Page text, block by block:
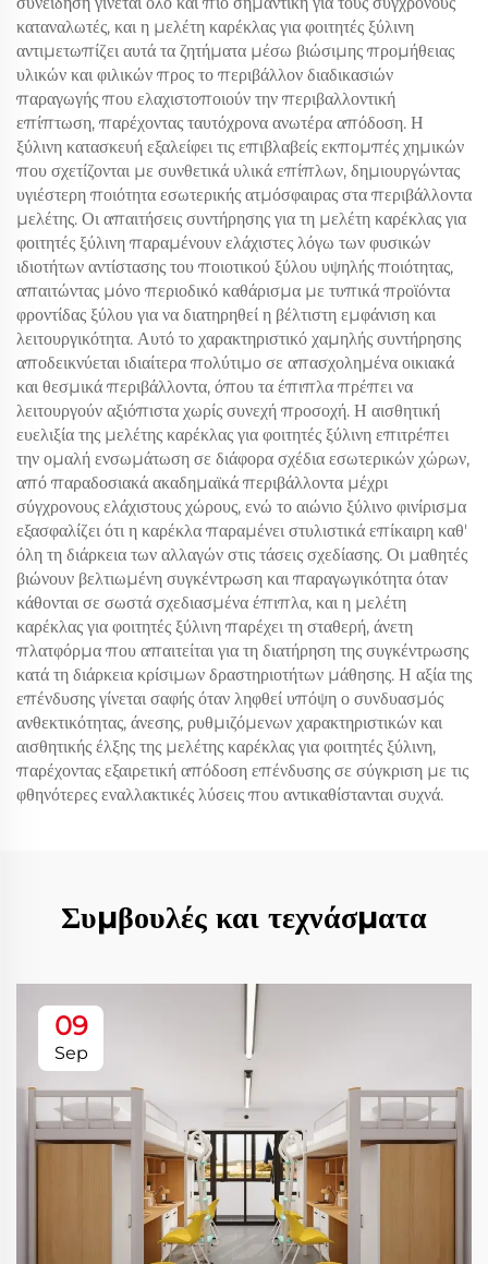
καταναλωτές, και η μελέτη καρέκλας για φοιτητές ξύλινη
αντιμετωπίζει αυτά τα ζητήματα μέσω βιώσιμης προμήθειας
υλικών και φιλικών προς το περιβάλλον διαδικασιών
παραγωγής που ελαχιστοποιούν την περιβαλλοντική
επίπτωση, παρέχοντας ταυτόχρονα ανωτέρα απόδοση. Η
ξύλινη κατασκευή εξαλείφει τις επιβλαβείς εκπομπές χημικών
που σχετίζονται με συνθετικά υλικά επίπλων, δημιουργώντας
υγιέστερη ποιότητα εσωτερικής ατμόσφαιρας στα περιβάλλοντα
μελέτης. Οι απαιτήσεις συντήρησης για τη μελέτη καρέκλας για
φοιτητές ξύλινη παραμένουν ελάχιστες λόγω των φυσικών
ιδιοτήτων αντίστασης του ποιοτικού ξύλου υψηλής ποιότητας,
απαιτώντας μόνο περιοδικό καθάρισμα με τυπικά προϊόντα
φροντίδας ξύλου για να διατηρηθεί η βέλτιστη εμφάνιση και
λειτουργικότητα. Αυτό το χαρακτηριστικό χαμηλής συντήρησης
αποδεικνύεται ιδιαίτερα πολύτιμο σε απασχολημένα οικιακά
και θεσμικά περιβάλλοντα, όπου τα έπιπλα πρέπει να
λειτουργούν αξιόπιστα χωρίς συνεχή προσοχή. Η αισθητική
ευελιξία της μελέτης καρέκλας για φοιτητές ξύλινη επιτρέπει
την ομαλή ενσωμάτωση σε διάφορα σχέδια εσωτερικών χώρων,
από παραδοσιακά ακαδημαϊκά περιβάλλοντα μέχρι
σύγχρονους ελάχιστους χώρους, ενώ το αιώνιο ξύλινο φινίρισμα
εξασφαλίζει ότι η καρέκλα παραμένει στυλιστικά επίκαιρη καθ'
όλη τη διάρκεια των αλλαγών στις τάσεις σχεδίασης. Οι μαθητές
βιώνουν βελτιωμένη συγκέντρωση και παραγωγικότητα όταν
κάθονται σε σωστά σχεδιασμένα έπιπλα, και η μελέτη
καρέκλας για φοιτητές ξύλινη παρέχει τη σταθερή, άνετη
πλατφόρμα που απαιτείται για τη διατήρηση της συγκέντρωσης
κατά τη διάρκεια κρίσιμων δραστηριοτήτων μάθησης. Η αξία της
επένδυσης γίνεται σαφής όταν ληφθεί υπόψη ο συνδυασμός
ανθεκτικότητας, άνεσης, ρυθμιζόμενων χαρακτηριστικών και
αισθητικής έλξης της μελέτης καρέκλας για φοιτητές ξύλινη,
παρέχοντας εξαιρετική απόδοση επένδυσης σε σύγκριση με τις
φθηνότερες εναλλακτικές λύσεις που αντικαθίστανται συχνά.
Συμβουλές και τεχνάσματα
09
Sep